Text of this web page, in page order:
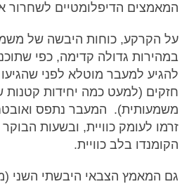
המאמצים הדיפלומטיים לשחרור
על הקרקע, כוחות היבשה של
במהירות גדולה קדימה, כפי
להגיע למעבר מוטלא לפני שהגיעו
חזקים (למעט כמה יחידות קטנות
משמעותית). המעבר נתפס
זרמו לעומק כוויית, ובשעות
הקומנדו בלב כוויית.
גם המאמץ הצבאי היבשתי השני